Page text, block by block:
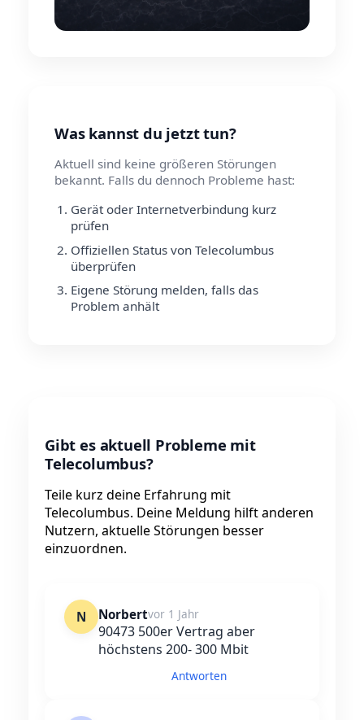
Was kannst du jetzt tun?
Aktuell sind keine größeren Störungen
bekannt. Falls du dennoch Probleme hast:
Gerät oder Internetverbindung kurz
prüfen
Offiziellen Status von Telecolumbus
überprüfen
Eigene Störung melden, falls das
Problem anhält
Gibt es aktuell Probleme mit
Telecolumbus?
Teile kurz deine Erfahrung mit
Telecolumbus. Deine Meldung hilft anderen
Nutzern, aktuelle Störungen besser
einzuordnen.
N Norbertvor 1 Jahr
90473 500er Vertrag aber
höchstens 200- 300 Mbit
Antworten